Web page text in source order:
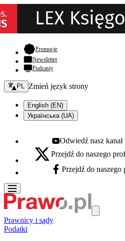
Promocje- otwiera się w nowej karcie
Newsletter
Podcasty
Zmień język - bieżący:
PL Zmień język strony
English (EN)
Українська (UA)
Youtube - otwiera się w nowej
Odwiedź nasz
X - otwiera się w nowej karcie
Przejdź do naszego
Facebook - otwiera się w nowej
Przejdź do
Prawnicy i sądy
Podatki